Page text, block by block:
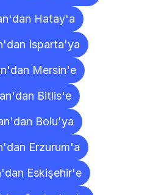
Hatay'a
Isparta'ya
Mersin'e
Bitlis'e
Bolu'ya
Erzurum'a
Eskişehir'e